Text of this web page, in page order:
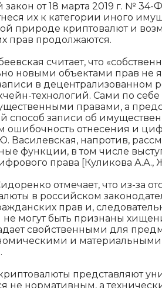
от 18 марта 2019 г. №
их к категории иного
природе криптовалют и
прав продолжаются.
считает, что
новыми объектами прав не
в децентрализованном
технологий. Сами по
правами, а
способ записи об
ошибочность отнесения и
Василевская, напротив,
функции, в том числе
права [Куликова А.А.,
отмечает, что из-за
в российском
прав и,
могут быть признаны
свойственными для
и материальными
представляют
не нормативным, а